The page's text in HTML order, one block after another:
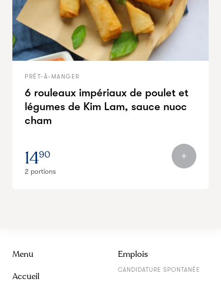
PRÊT-À-MANGER
6 rouleaux impériaux de poulet et
légumes de Kim Lam, sauce nuoc
cham
1490
2 portions
Menu
Accueil
Emplois
CANDIDATURE SPONTANÉE